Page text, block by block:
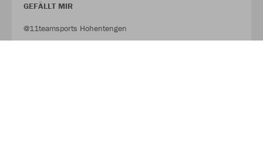
GEFÄLLT MIR
@11teamsports Hohentengen